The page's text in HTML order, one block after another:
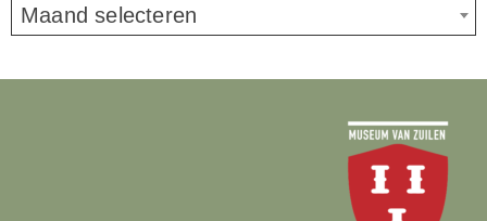
Maand selecteren